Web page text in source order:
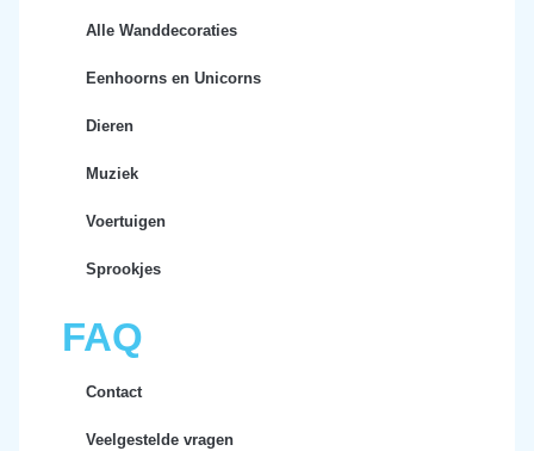
Alle Wanddecoraties
Eenhoorns en Unicorns
Dieren
Muziek
Voertuigen
Sprookjes
FAQ
Contact
Veelgestelde vragen